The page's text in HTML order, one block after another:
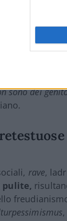
nel muro
orienta,
lo
essendo
di un
sono dei
rave,
pulite,